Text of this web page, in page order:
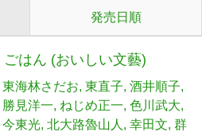
発売日順
はん (おいしい文藝)
東海林さだお 東直子 酒井順子
勝見洋一 ねじめ正一 色川武大
今東光 北大路魯山人 幸田文 群